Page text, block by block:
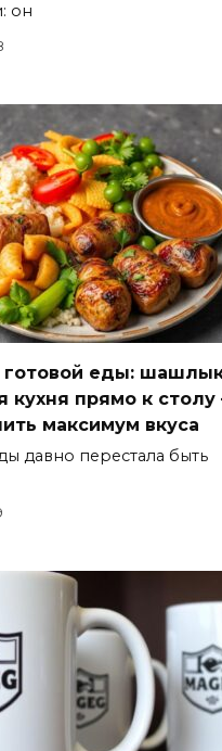
он
готовой еды:
кухня прямо к
максимум вкуса
давно перестала быть